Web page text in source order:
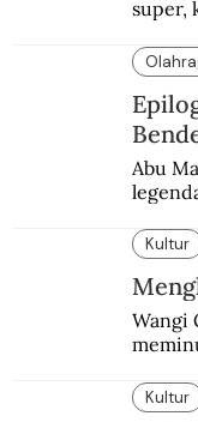
super,
Abu
Kultur
Wangi
Kultur